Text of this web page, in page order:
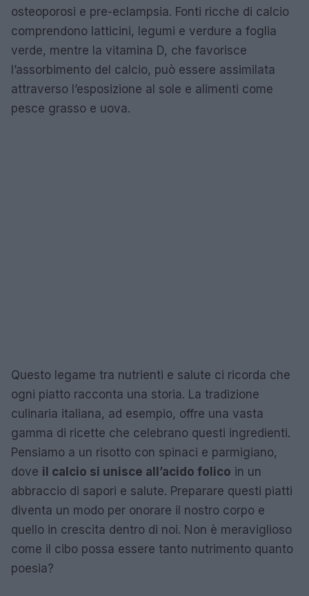
osteoporosi e pre-eclampsia. Fonti ricche di calcio
comprendono latticini, legumi e verdure a foglia
verde, mentre la vitamina D, che favorisce
l’assorbimento del calcio, può essere assimilata
attraverso l’esposizione al sole e alimenti come
pesce grasso e uova.
Questo legame tra nutrienti e salute ci ricorda che
ogni piatto racconta una storia. La tradizione
culinaria italiana, ad esempio, offre una vasta
gamma di ricette che celebrano questi ingredienti.
Pensiamo a un risotto con spinaci e parmigiano,
dove il calcio si unisce all’acido folico in un
abbraccio di sapori e salute. Preparare questi piatti
diventa un modo per onorare il nostro corpo e
quello in crescita dentro di noi. Non è meraviglioso
come il cibo possa essere tanto nutrimento quanto
poesia?